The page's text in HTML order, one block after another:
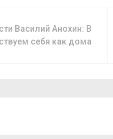
Василий Анохин: В
себя как дома